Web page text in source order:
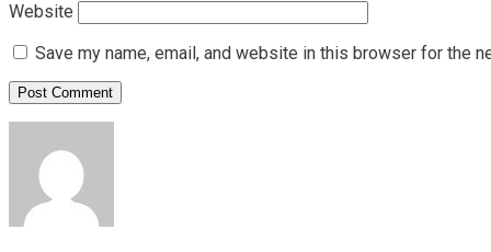
Website
Save my name, email, and website in this browser for the